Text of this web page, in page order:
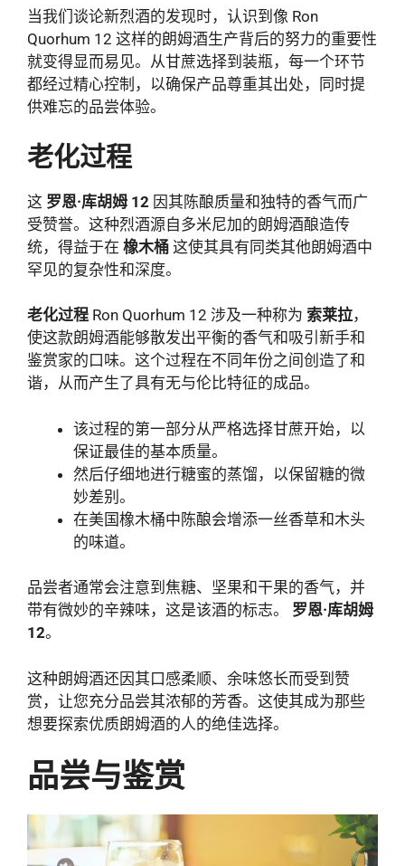
当我们谈论新烈酒的发现时，认识到像 Ron
Quorhum 12 这样的朗姆酒生产背后的努力的重要性
就变得显而易见。从甘蔗选择到装瓶，每一个环节
都经过精心控制，以确保产品尊重其出处，同时提
供难忘的品尝体验。
老化过程
这 罗恩·库胡姆 12 因其陈酿质量和独特的香气而广
受赞誉。这种烈酒源自多米尼加的朗姆酒酿造传
统，得益于在 橡木桶 这使其具有同类其他朗姆酒中
罕见的复杂性和深度。
老化过程 Ron Quorhum 12 涉及一种称为 索莱拉，
使这款朗姆酒能够散发出平衡的香气和吸引新手和
鉴赏家的口味。这个过程在不同年份之间创造了和
谐，从而产生了具有无与伦比特征的成品。
该过程的第一部分从严格选择甘蔗开始，以
保​​证最佳的基本质量。
然后仔细地进行糖蜜的蒸馏，以保留糖的微
妙差别。
在美国橡木桶中陈酿会增添一丝香草和木头
的味道。
品尝者通常会注意到焦糖、坚果和干果的香气，并
带有微妙的辛辣味，这是该酒的标志。 罗恩·库胡姆
12。
这种朗姆酒还因其口感柔顺、余味悠长而受到赞
赏，让您充分品尝其浓郁的芳香。这使其成为那些
想要探索优质朗姆酒的人的绝佳选择。
品尝与鉴赏